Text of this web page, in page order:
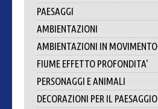
PAESAGGI
AMBIENTAZIONI
AMBIENTAZIONI IN MOVIMENTO
FIUME EFFETTO PROFONDITA'
PERSONAGGI E ANIMALI
DECORAZIONI PER IL PAESAGGIO